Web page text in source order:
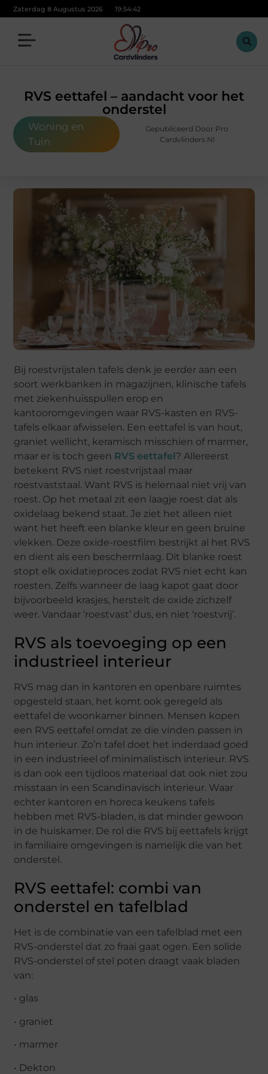
Zaterdag 8 Augustus 2026 19:54:43
RVS eettafel – aandacht voor het
onderstel
Woning en
Tuin
Gepubliceerd Door Pro
Cardvlinders.nl
Bij roestvrijstalen tafels denk je eerder aan een
soort werkbanken in magazijnen, klinische tafels
met ziekenhuisspullen erop en
kantooromgevingen waar RVS-kasten en RVS-
tafels elkaar afwisselen. Een eettafel is van hout,
graniet wellicht, keramisch misschien of marmer,
maar er is toch geen RVS eettafel? Allereerst
betekent RVS niet roestvrijstaal maar
roestvaststaal. Want RVS is helemaal niet vrij van
roest. Op het metaal zit een laagje roest dat als
oxidelaag bekend staat. Je ziet het alleen niet
want het heeft een blanke kleur en geen bruine
vlekken. Deze oxide-roestfilm bestrijkt al het RVS
en dient als een beschermlaag. Dit blanke roest
stopt elk oxidatieproces zodat RVS niet echt kan
roesten. Zelfs wanneer de laag kapot gaat door
bijvoorbeeld krasjes, herstelt de oxide zichzelf
weer. Vandaar ‘roestvast’ dus, en niet ‘roestvrij’.
RVS als toevoeging op een
industrieel interieur
RVS mag dan in kantoren en openbare ruimtes
opgesteld staan, het komt ook geregeld als
eettafel de woonkamer binnen. Mensen kopen
een RVS eettafel omdat ze die vinden passen in
hun interieur. Zo’n tafel doet het inderdaad goed
in een industrieel of minimalistisch interieur. RVS
is dan ook een tijdloos materiaal dat ook niet zou
misstaan in een Scandinavisch interieur. Waar
echter kantoren en horeca keukens tafels
hebben met RVS-bladen, is dat minder gewoon
in de huiskamer. De rol die RVS bij eettafels krijgt
in familiaire omgevingen is namelijk die van het
onderstel.
RVS eettafel: combi van
onderstel en tafelblad
Het is de combinatie van een tafelblad met een
RVS-onderstel dat zo fraai gaat ogen. Een solide
RVS-onderstel of stel poten draagt vaak bladen
van:
• glas
• graniet
• marmer
• Dekton